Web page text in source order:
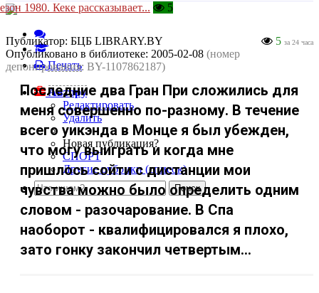
1980. Кеке рассказывает... 5
Печать
Автору
Редактировать
Удалить
Новая публикация?
СПОРТ
Другие рубрики (список)
5 за 24 часа
Публикатор: БЦБ LIBRARY.BY
Опубликовано в библиотеке: 2005-02-08 (номер
депонирования: BY-1107862187)
Последние два Гран При сложились для
меня совершенно по-разному. В течение
всего уикэнда в Монце я был убежден,
что могу выиграть и когда мне
пришлось сойти с дистанции мои
чувства можно было определить одним
словом - разочарование. В Спа
наоборот - квалифицировался я плохо,
зато гонку закончил четвертым...